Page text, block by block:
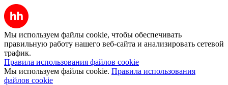
Мы используем файлы cookie, чтобы обеспечивать
правильную работу нашего веб-сайта и анализировать сетевой
трафик.
Правила использования файлов cookie
Мы используем файлы cookie. Правила использования
файлов cookie